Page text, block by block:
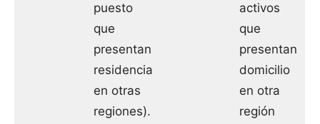
puesto
que
presentan
residencia
en otras
regiones).
activos
que
presentan
domicilio
en otra
región